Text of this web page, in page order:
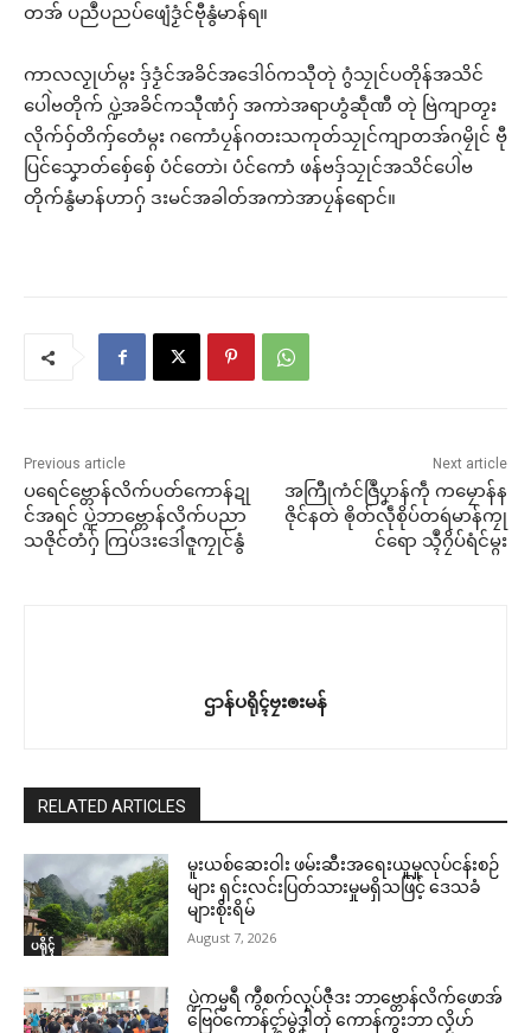
ညးဒါန်လိက်
ကေတ်အဆက်
ကဵုအာဖျုန်ကုပရေင်ပၞာန်ရောင်ဂး
April 10, 2026
န်စှ်ေဟွံသေင်
In "ပရိုၚ်"
တအ် ပညဳပညပ်ဖျေံဒၟံင်ဗီုနွံမာန်ရ။
ကာလလၟုဟ်မ္ဂး ဒှ်ဒၟံင်အခိင်အဒေါဝ်ကသီုတုဲ ဂွံသၠုင်ပတိုန်အသိင်
ပေါဲဗတိုက် ပ္ဍဲအခိင်ကသီုဏံဂှ် အကာဲအရာဟွံဆဵုဏီ တုဲ ဗြဲကျာတၟး
လိုက်ဝှ်တိကှ်တေံမ္ဂး ဂကောံပၠန်ဂတးသကုတ်သၠုင်ကျာတအ်ဂမၠိုင် ဗီု
ပြင်သၞောတ်စှ်ေစှ်ေ ပံင်တောဲ၊ ပံင်ကောံ ဖန်ဗဒှ်သၠုင်အသိင်ပေါဲဗ
တိုက်နွံမာန်ဟာဂှ် ဒးမင်အခါတ်အကာဲအာပၠန်ရောင်။
Previous article
ပရေင်ဗ္တောန်လိက်ပတ်ကောန်ဍု
င်အရင် ပ္ဍဲဘာဗ္တောန်လိက်ပညာ
သဇိုင်တံဂှ် ကြပ်ဒးဒေါံဇူကၠုင်နွံ
Next article
အကြီုကံင်ဇြဳပၞာန်ကဵု ကမၠောန်န
ဇိုင်နတဲ ၜိုတ်လဵုစိုပ်တရဴမာန်ကၠု
င်ရော သ္ၚဳဂၠိပ်ရံင်မ္ဂး
ဌာန်ပရိုၚ်ဗၠးၜးမန်
RELATED ARTICLES
ပရိုၚ်
မူးယစ်ဆေးဝါး ဖမ်းဆီးအရေးယူမှုလုပ်ငန်းစဉ်
များ ရှင်းလင်းပြတ်သားမှုမရှိသဖြင့် ဒေသခံ
များစိုးရိမ်
August 7, 2026
ပ္ဍဲကမ္မရဳ ကွဳစက်လုပ်ဇီုဒး ဘာဗ္တောန်လိက်ဖောအ်
ဗြေဝ်ကောန်ၚာ်မွဲဒၞါဲတုဲ ကောန်ကွးဘာ လၟိဟ်